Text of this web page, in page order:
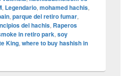
, Legendario, mohamed hachis,
, parque del retiro fumar,
del hachis, Raperos
in retiro park, soy
King, where to buy hashish in